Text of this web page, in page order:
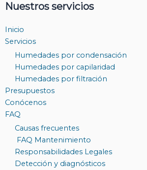
Nuestros servicios
Inicio
Servicios
Humedades por condensación
Humedades por capilaridad
Humedades por filtración
Presupuestos
Conócenos
FAQ
Causas frecuentes
FAQ Mantenimiento
Responsabilidades Legales
Detección y diagnósticos